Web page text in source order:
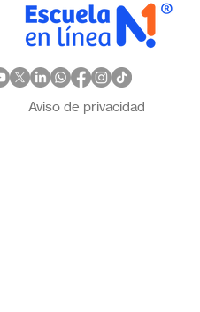
Aviso de privacidad